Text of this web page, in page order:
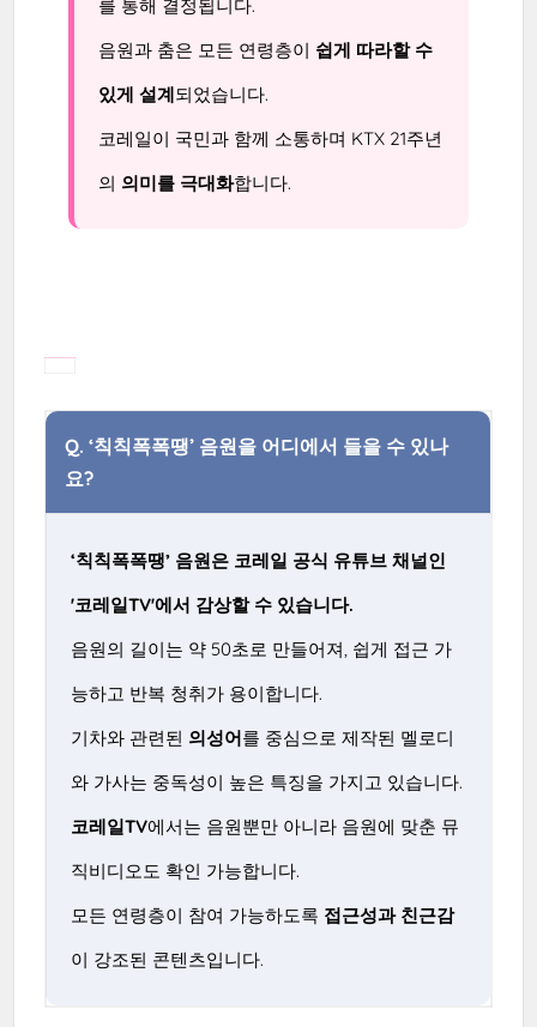
를 통해 결정됩니다.
음원과 춤은 모든 연령층이 쉽게 따라할 수
있게 설계되었습니다.
코레일이 국민과 함께 소통하며 KTX 21주년
의 의미를 극대화합니다.
Q. ‘칙칙폭폭땡’ 음원을 어디에서 들을 수 있나
요?
‘칙칙폭폭땡’ 음원은 코레일 공식 유튜브 채널인
'코레일TV'에서 감상할 수 있습니다.
음원의 길이는 약 50초로 만들어져, 쉽게 접근 가
능하고 반복 청취가 용이합니다.
기차와 관련된 의성어를 중심으로 제작된 멜로디
와 가사는 중독성이 높은 특징을 가지고 있습니다.
코레일TV에서는 음원뿐만 아니라 음원에 맞춘 뮤
직비디오도 확인 가능합니다.
모든 연령층이 참여 가능하도록 접근성과 친근감
이 강조된 콘텐츠입니다.